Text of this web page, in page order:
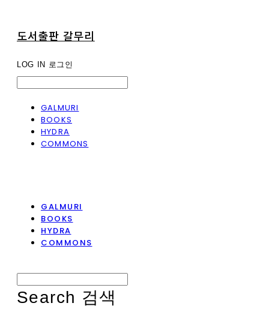
도서출판 갈무리
LOG IN 로그인
GALMURI
BOOKS
HYDRA
COMMONS
GALMURI
BOOKS
HYDRA
COMMONS
Search 검색